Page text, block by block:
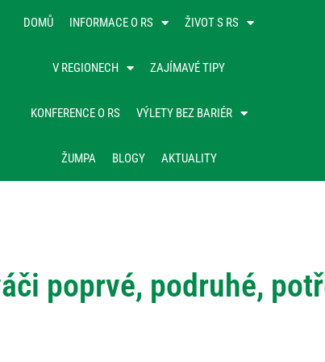
DOMŮ INFORMACE O RS ŽIVOT S RS
V REGIONECH ZAJÍMAVÉ TIPY
KONFERENCE O RS VÝLETY BEZ BARIÉR
ŽUMPA BLOGY AKTUALITY
poprvé, podruhé,